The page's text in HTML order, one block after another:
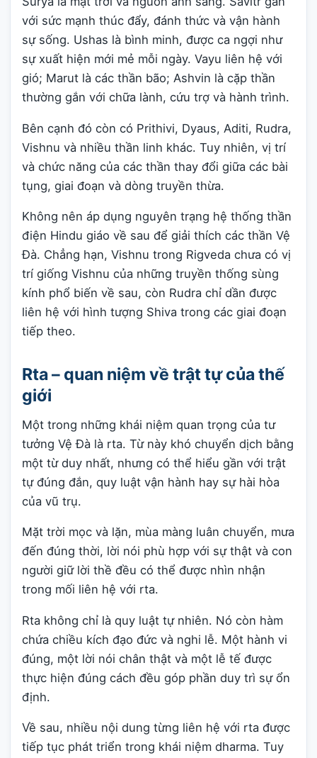
với sức mạnh thúc đẩy, đánh thức và vận hành
sự sống. Ushas là bình minh, được ca ngợi như
sự xuất hiện mới mẻ mỗi ngày. Vayu liên hệ với
gió; Marut là các thần bão; Ashvin là cặp thần
thường gắn với chữa lành, cứu trợ và hành trình.
Bên cạnh đó còn có Prithivi, Dyaus, Aditi, Rudra,
Vishnu và nhiều thần linh khác. Tuy nhiên, vị trí
và chức năng của các thần thay đổi giữa các bài
tụng, giai đoạn và dòng truyền thừa.
Không nên áp dụng nguyên trạng hệ thống thần
điện Hindu giáo về sau để giải thích các thần Vệ
Đà. Chẳng hạn, Vishnu trong Rigveda chưa có vị
trí giống Vishnu của những truyền thống sùng
kính phổ biến về sau, còn Rudra chỉ dần được
liên hệ với hình tượng Shiva trong các giai đoạn
tiếp theo.
Rta – quan niệm về trật tự của thế
giới
Một trong những khái niệm quan trọng của tư
tưởng Vệ Đà là rta. Từ này khó chuyển dịch bằng
một từ duy nhất, nhưng có thể hiểu gần với trật
tự đúng đắn, quy luật vận hành hay sự hài hòa
của vũ trụ.
Mặt trời mọc và lặn, mùa màng luân chuyển, mưa
đến đúng thời, lời nói phù hợp với sự thật và con
người giữ lời thề đều có thể được nhìn nhận
trong mối liên hệ với rta.
Rta không chỉ là quy luật tự nhiên. Nó còn hàm
chứa chiều kích đạo đức và nghi lễ. Một hành vi
đúng, một lời nói chân thật và một lễ tế được
thực hiện đúng cách đều góp phần duy trì sự ổn
định.
Về sau, nhiều nội dung từng liên hệ với rta được
tiếp tục phát triển trong khái niệm dharma. Tuy